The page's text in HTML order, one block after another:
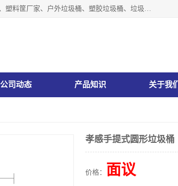
肇庆市汇嘉塑胶制品有限公司是一家塑胶垃圾桶生产厂家，本厂主营：塑料托盘、塑料筐厂家、户外垃圾桶、塑胶垃圾桶、垃圾桶等产品，深受广大客户的欢迎。公司拥有一支勇于、善于集思广益的生产队伍，实力雄厚的技术力量，一贯奉行“以人为本”的管理和服务理念。
公司动态 产品知识 关于我们
孝感手提式圆形垃圾桶
价格： 面议